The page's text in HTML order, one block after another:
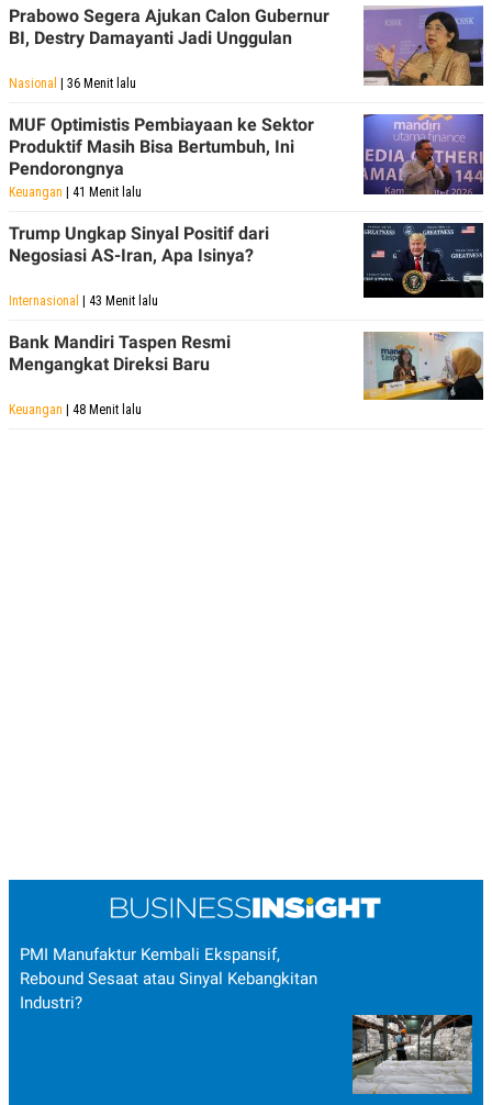
Prabowo Segera Ajukan Calon Gubernur
BI, Destry Damayanti Jadi Unggulan
Nasional | 36 Menit lalu
MUF Optimistis Pembiayaan ke Sektor
Produktif Masih Bisa Bertumbuh, Ini
Pendorongnya
Keuangan | 41 Menit lalu
Trump Ungkap Sinyal Positif dari
Negosiasi AS-Iran, Apa Isinya?
Internasional | 43 Menit lalu
Bank Mandiri Taspen Resmi
Mengangkat Direksi Baru
Keuangan | 48 Menit lalu
PMI Manufaktur Kembali Ekspansif,
Rebound Sesaat atau Sinyal Kebangkitan
Industri?